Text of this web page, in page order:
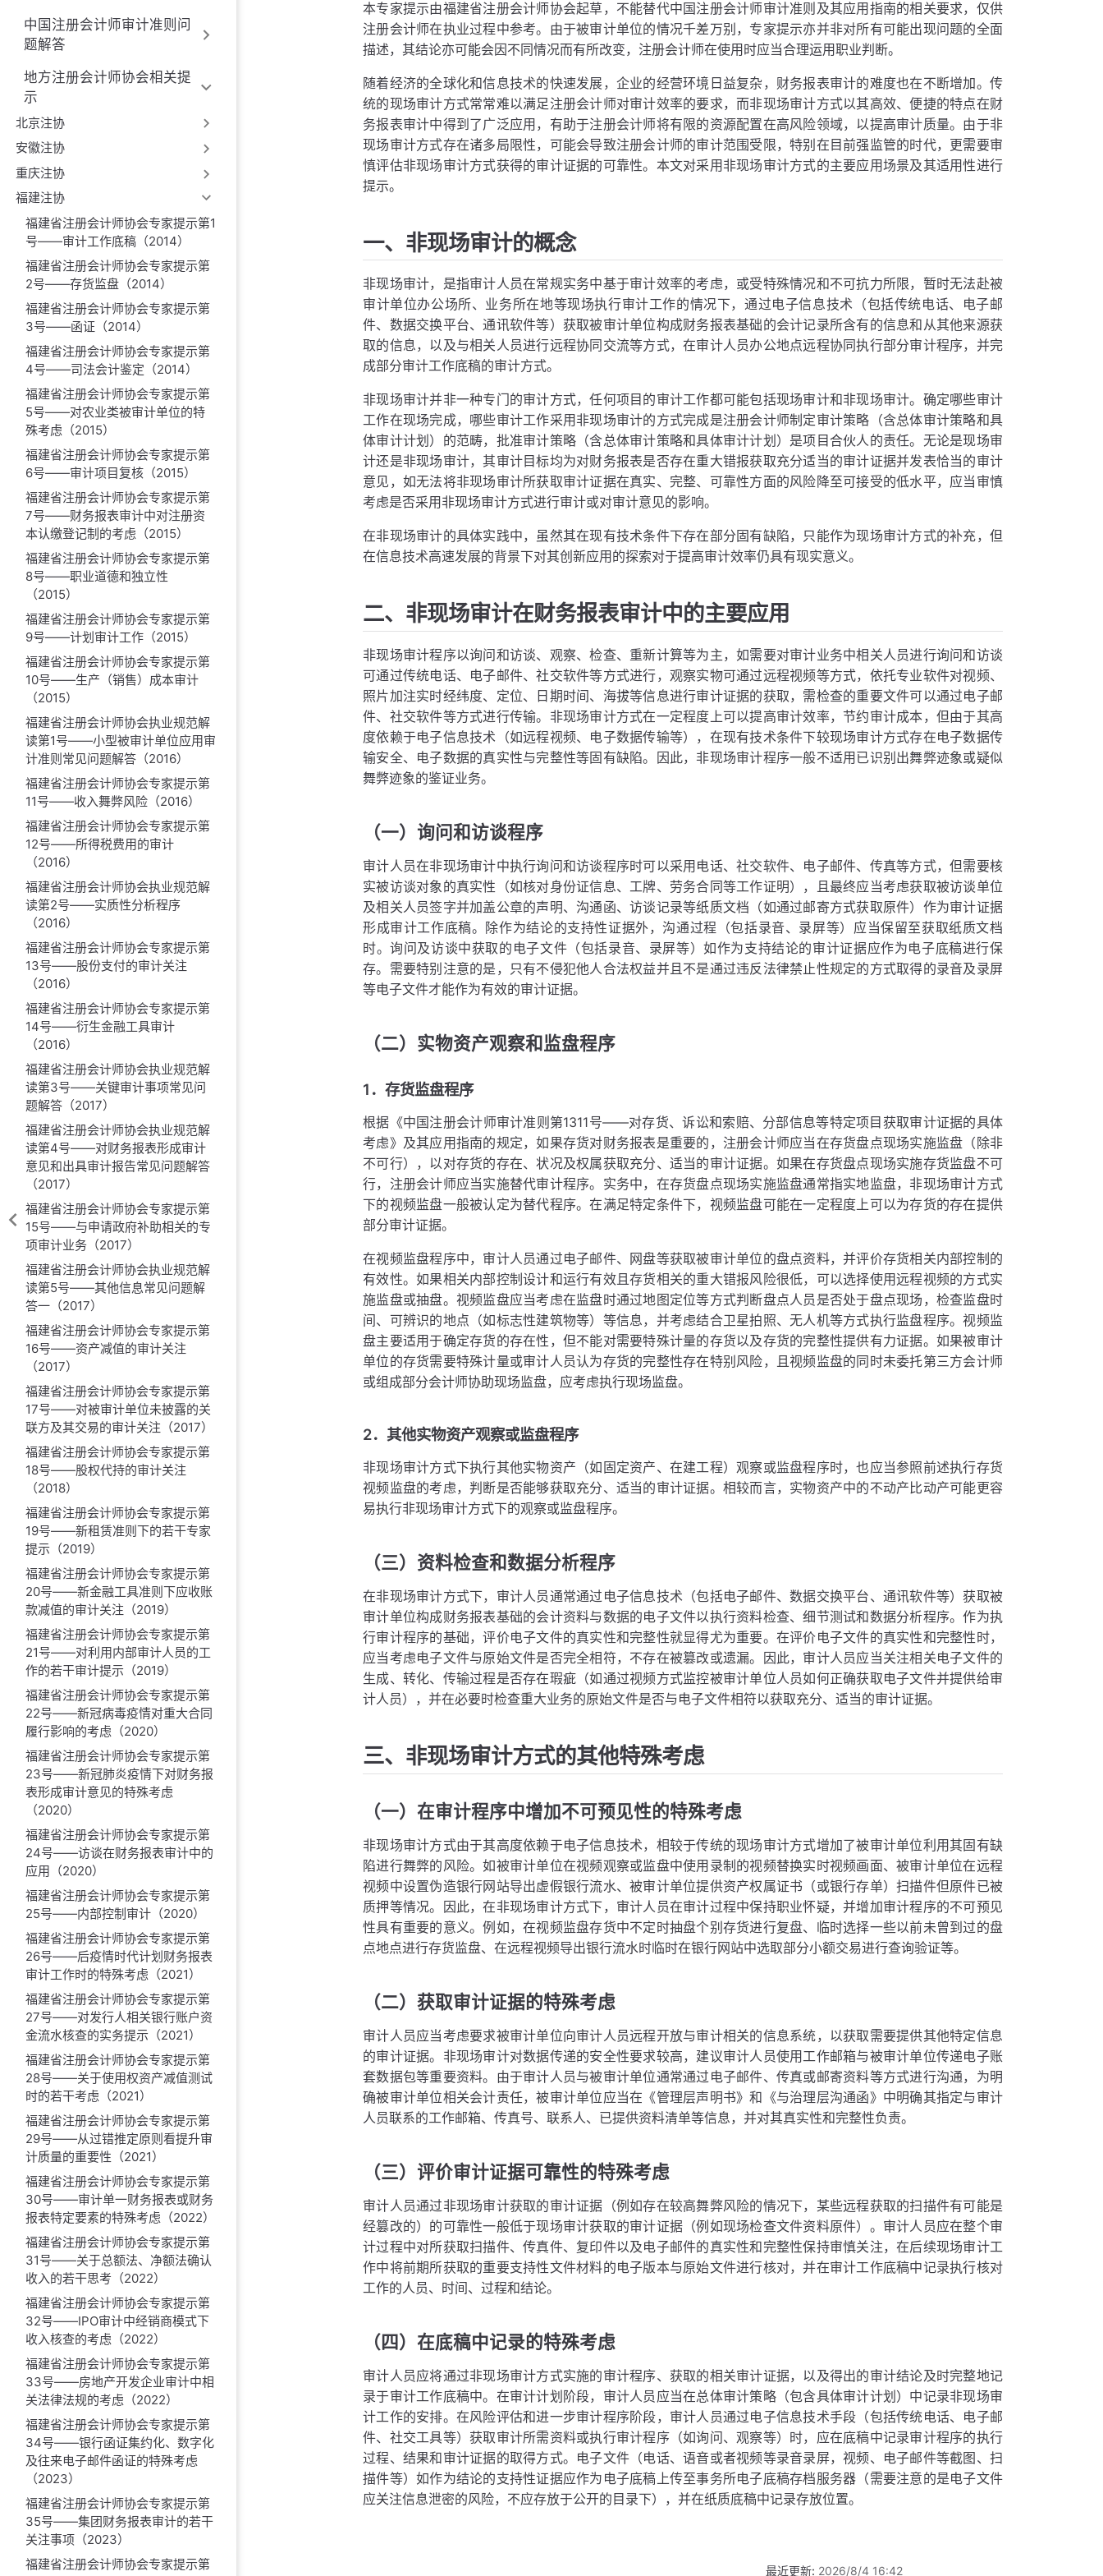
中国注册会计师审计准则问
题解答
地方注册会计师协会相关提
示
北京注协
安徽注协
重庆注协
福建注协
福建省注册会计师协会专家提示第1
号——审计工作底稿（2014）
福建省注册会计师协会专家提示第
2号——存货监盘（2014）
福建省注册会计师协会专家提示第
3号——函证（2014）
福建省注册会计师协会专家提示第
4号——司法会计鉴定（2014）
福建省注册会计师协会专家提示第
5号——对农业类被审计单位的特
殊考虑（2015）
福建省注册会计师协会专家提示第
6号——审计项目复核（2015）
福建省注册会计师协会专家提示第
7号——财务报表审计中对注册资
本认缴登记制的考虑（2015）
福建省注册会计师协会专家提示第
8号——职业道德和独立性
（2015）
福建省注册会计师协会专家提示第
9号——计划审计工作（2015）
福建省注册会计师协会专家提示第
10号——生产（销售）成本审计
（2015）
福建省注册会计师协会执业规范解
读第1号——小型被审计单位应用审
计准则常见问题解答（2016）
福建省注册会计师协会专家提示第
11号——收入舞弊风险（2016）
福建省注册会计师协会专家提示第
12号——所得税费用的审计
（2016）
福建省注册会计师协会执业规范解
读第2号——实质性分析程序
（2016）
福建省注册会计师协会专家提示第
13号——股份支付的审计关注
（2016）
福建省注册会计师协会专家提示第
14号——衍生金融工具审计
（2016）
福建省注册会计师协会执业规范解
读第3号——关键审计事项常见问
题解答（2017）
福建省注册会计师协会执业规范解
读第4号——对财务报表形成审计
意见和出具审计报告常见问题解答
（2017）
福建省注册会计师协会专家提示第
15号——与申请政府补助相关的专
项审计业务（2017）
福建省注册会计师协会执业规范解
读第5号——其他信息常见问题解
答一（2017）
福建省注册会计师协会专家提示第
16号——资产减值的审计关注
（2017）
福建省注册会计师协会专家提示第
17号——对被审计单位未披露的关
联方及其交易的审计关注（2017）
福建省注册会计师协会专家提示第
18号——股权代持的审计关注
（2018）
福建省注册会计师协会专家提示第
19号——新租赁准则下的若干专家
提示（2019）
福建省注册会计师协会专家提示第
20号——新金融工具准则下应收账
款减值的审计关注（2019）
福建省注册会计师协会专家提示第
21号——对利用内部审计人员的工
作的若干审计提示（2019）
福建省注册会计师协会专家提示第
22号——新冠病毒疫情对重大合同
履行影响的考虑（2020）
福建省注册会计师协会专家提示第
23号——新冠肺炎疫情下对财务报
表形成审计意见的特殊考虑
（2020）
福建省注册会计师协会专家提示第
24号——访谈在财务报表审计中的
应用（2020）
福建省注册会计师协会专家提示第
25号——内部控制审计（2020）
福建省注册会计师协会专家提示第
26号——后疫情时代计划财务报表
审计工作时的特殊考虑（2021）
福建省注册会计师协会专家提示第
27号——对发行人相关银行账户资
金流水核查的实务提示（2021）
福建省注册会计师协会专家提示第
28号——关于使用权资产减值测试
时的若干考虑（2021）
福建省注册会计师协会专家提示第
29号——从过错推定原则看提升审
计质量的重要性（2021）
福建省注册会计师协会专家提示第
30号——审计单一财务报表或财务
报表特定要素的特殊考虑（2022）
福建省注册会计师协会专家提示第
31号——关于总额法、净额法确认
收入的若干思考（2022）
福建省注册会计师协会专家提示第
32号——IPO审计中经销商模式下
收入核查的考虑（2022）
福建省注册会计师协会专家提示第
33号——房地产开发企业审计中相
关法律法规的考虑（2022）
福建省注册会计师协会专家提示第
34号——银行函证集约化、数字化
及往来电子邮件函证的特殊考虑
（2023）
福建省注册会计师协会专家提示第
35号——集团财务报表审计的若干
关注事项（2023）
福建省注册会计师协会专家提示第
本专家提示由福建省注册会计师协会起草，不能替代中国注册会计师审计准则及其应用指南的相关要求，仅供
注册会计师在执业过程中参考。由于被审计单位的情况千差万别，专家提示亦并非对所有可能出现问题的全面
描述，其结论亦可能会因不同情况而有所改变，注册会计师在使用时应当合理运用职业判断。
随着经济的全球化和信息技术的快速发展，企业的经营环境日益复杂，财务报表审计的难度也在不断增加。传
统的现场审计方式常常难以满足注册会计师对审计效率的要求，而非现场审计方式以其高效、便捷的特点在财
务报表审计中得到了广泛应用，有助于注册会计师将有限的资源配置在高风险领域，以提高审计质量。由于非
现场审计方式存在诸多局限性，可能会导致注册会计师的审计范围受限，特别在目前强监管的时代，更需要审
慎评估非现场审计方式获得的审计证据的可靠性。本文对采用非现场审计方式的主要应用场景及其适用性进行
提示。
一、非现场审计的概念
非现场审计，是指审计人员在常规实务中基于审计效率的考虑，或受特殊情况和不可抗力所限，暂时无法赴被
审计单位办公场所、业务所在地等现场执行审计工作的情况下，通过电子信息技术（包括传统电话、电子邮
件、数据交换平台、通讯软件等）获取被审计单位构成财务报表基础的会计记录所含有的信息和从其他来源获
取的信息，以及与相关人员进行远程协同交流等方式，在审计人员办公地点远程协同执行部分审计程序，并完
成部分审计工作底稿的审计方式。
非现场审计并非一种专门的审计方式，任何项目的审计工作都可能包括现场审计和非现场审计。确定哪些审计
工作在现场完成，哪些审计工作采用非现场审计的方式完成是注册会计师制定审计策略（含总体审计策略和具
体审计计划）的范畴，批准审计策略（含总体审计策略和具体审计计划）是项目合伙人的责任。无论是现场审
计还是非现场审计，其审计目标均为对财务报表是否存在重大错报获取充分适当的审计证据并发表恰当的审计
意见，如无法将非现场审计所获取审计证据在真实、完整、可靠性方面的风险降至可接受的低水平，应当审慎
考虑是否采用非现场审计方式进行审计或对审计意见的影响。
在非现场审计的具体实践中，虽然其在现有技术条件下存在部分固有缺陷，只能作为现场审计方式的补充，但
在信息技术高速发展的背景下对其创新应用的探索对于提高审计效率仍具有现实意义。
二、非现场审计在财务报表审计中的主要应用
非现场审计程序以询问和访谈、观察、检查、重新计算等为主，如需要对审计业务中相关人员进行询问和访谈
可通过传统电话、电子邮件、社交软件等方式进行，观察实物可通过远程视频等方式，依托专业软件对视频、
照片加注实时经纬度、定位、日期时间、海拔等信息进行审计证据的获取，需检查的重要文件可以通过电子邮
件、社交软件等方式进行传输。非现场审计方式在一定程度上可以提高审计效率，节约审计成本，但由于其高
度依赖于电子信息技术（如远程视频、电子数据传输等），在现有技术条件下较现场审计方式存在电子数据传
输安全、电子数据的真实性与完整性等固有缺陷。因此，非现场审计程序一般不适用已识别出舞弊迹象或疑似
舞弊迹象的鉴证业务。
（一）询问和访谈程序
审计人员在非现场审计中执行询问和访谈程序时可以采用电话、社交软件、电子邮件、传真等方式，但需要核
实被访谈对象的真实性（如核对身份证信息、工牌、劳务合同等工作证明），且最终应当考虑获取被访谈单位
及相关人员签字并加盖公章的声明、沟通函、访谈记录等纸质文档（如通过邮寄方式获取原件）作为审计证据
形成审计工作底稿。除作为结论的支持性证据外，沟通过程（包括录音、录屏等）应当保留至获取纸质文档
时。询问及访谈中获取的电子文件（包括录音、录屏等）如作为支持结论的审计证据应作为电子底稿进行保
存。需要特别注意的是，只有不侵犯他人合法权益并且不是通过违反法律禁止性规定的方式取得的录音及录屏
等电子文件才能作为有效的审计证据。
（二）实物资产观察和监盘程序
1．存货监盘程序
根据《中国注册会计师审计准则第1311号——对存货、诉讼和索赔、分部信息等特定项目获取审计证据的具体
考虑》及其应用指南的规定，如果存货对财务报表是重要的，注册会计师应当在存货盘点现场实施监盘（除非
不可行），以对存货的存在、状况及权属获取充分、适当的审计证据。如果在存货盘点现场实施存货监盘不可
行，注册会计师应当实施替代审计程序。实务中，在存货盘点现场实施监盘通常指实地监盘，非现场审计方式
下的视频监盘一般被认定为替代程序。在满足特定条件下，视频监盘可能在一定程度上可以为存货的存在提供
部分审计证据。
在视频监盘程序中，审计人员通过电子邮件、网盘等获取被审计单位的盘点资料，并评价存货相关内部控制的
有效性。如果相关内部控制设计和运行有效且存货相关的重大错报风险很低，可以选择使用远程视频的方式实
施监盘或抽盘。视频监盘应当考虑在监盘时通过地图定位等方式判断盘点人员是否处于盘点现场，检查监盘时
间、可辨识的地点（如标志性建筑物等）等信息，并考虑结合卫星拍照、无人机等方式执行监盘程序。视频监
盘主要适用于确定存货的存在性，但不能对需要特殊计量的存货以及存货的完整性提供有力证据。如果被审计
单位的存货需要特殊计量或审计人员认为存货的完整性存在特别风险，且视频监盘的同时未委托第三方会计师
或组成部分会计师协助现场监盘，应考虑执行现场监盘。
2．其他实物资产观察或监盘程序
非现场审计方式下执行其他实物资产（如固定资产、在建工程）观察或监盘程序时，也应当参照前述执行存货
视频监盘的考虑，判断是否能够获取充分、适当的审计证据。相较而言，实物资产中的不动产比动产可能更容
易执行非现场审计方式下的观察或监盘程序。
（三）资料检查和数据分析程序
在非现场审计方式下，审计人员通常通过电子信息技术（包括电子邮件、数据交换平台、通讯软件等）获取被
审计单位构成财务报表基础的会计资料与数据的电子文件以执行资料检查、细节测试和数据分析程序。作为执
行审计程序的基础，评价电子文件的真实性和完整性就显得尤为重要。在评价电子文件的真实性和完整性时，
应当考虑电子文件与原始文件是否完全相符，不存在被篡改或遗漏。因此，审计人员应当关注相关电子文件的
生成、转化、传输过程是否存在瑕疵（如通过视频方式监控被审计单位人员如何正确获取电子文件并提供给审
计人员），并在必要时检查重大业务的原始文件是否与电子文件相符以获取充分、适当的审计证据。
三、非现场审计方式的其他特殊考虑
（一）在审计程序中增加不可预见性的特殊考虑
非现场审计方式由于其高度依赖于电子信息技术，相较于传统的现场审计方式增加了被审计单位利用其固有缺
陷进行舞弊的风险。如被审计单位在视频观察或监盘中使用录制的视频替换实时视频画面、被审计单位在远程
视频中设置伪造银行网站导出虚假银行流水、被审计单位提供资产权属证书（或银行存单）扫描件但原件已被
质押等情况。因此，在非现场审计方式下，审计人员在审计过程中保持职业怀疑，并增加审计程序的不可预见
性具有重要的意义。例如，在视频监盘存货中不定时抽盘个别存货进行复盘、临时选择一些以前未曾到过的盘
点地点进行存货监盘、在远程视频导出银行流水时临时在银行网站中选取部分小额交易进行查询验证等。
（二）获取审计证据的特殊考虑
审计人员应当考虑要求被审计单位向审计人员远程开放与审计相关的信息系统，以获取需要提供其他特定信息
的审计证据。非现场审计对数据传递的安全性要求较高，建议审计人员使用工作邮箱与被审计单位传递电子账
套数据包等重要资料。由于审计人员与被审计单位通常通过电子邮件、传真或邮寄资料等方式进行沟通，为明
确被审计单位相关会计责任，被审计单位应当在《管理层声明书》和《与治理层沟通函》中明确其指定与审计
人员联系的工作邮箱、传真号、联系人、已提供资料清单等信息，并对其真实性和完整性负责。
（三）评价审计证据可靠性的特殊考虑
审计人员通过非现场审计获取的审计证据（例如存在较高舞弊风险的情况下，某些远程获取的扫描件有可能是
经篡改的）的可靠性一般低于现场审计获取的审计证据（例如现场检查文件资料原件）。审计人员应在整个审
计过程中对所获取扫描件、传真件、复印件以及电子邮件的真实性和完整性保持审慎关注，在后续现场审计工
作中将前期所获取的重要支持性文件材料的电子版本与原始文件进行核对，并在审计工作底稿中记录执行核对
工作的人员、时间、过程和结论。
（四）在底稿中记录的特殊考虑
审计人员应将通过非现场审计方式实施的审计程序、获取的相关审计证据，以及得出的审计结论及时完整地记
录于审计工作底稿中。在审计计划阶段，审计人员应当在总体审计策略（包含具体审计计划）中记录非现场审
计工作的安排。在风险评估和进一步审计程序阶段，审计人员通过电子信息技术手段（包括传统电话、电子邮
件、社交工具等）获取审计所需资料或执行审计程序（如询问、观察等）时，应在底稿中记录审计程序的执行
过程、结果和审计证据的取得方式。电子文件（电话、语音或者视频等录音录屏，视频、电子邮件等截图、扫
描件等）如作为结论的支持性证据应作为电子底稿上传至事务所电子底稿存档服务器（需要注意的是电子文件
应关注信息泄密的风险，不应存放于公开的目录下），并在纸质底稿中记录存放位置。
最近更新: 2026/8/4 16:42